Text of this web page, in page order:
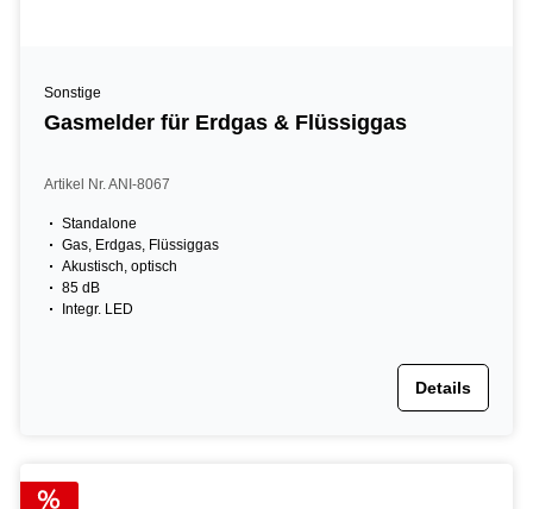
Sonstige
Gasmelder für Erdgas & Flüssiggas
Artikel Nr. ANI-8067
Standalone
Gas, Erdgas, Flüssiggas
Akustisch, optisch
85 dB
Integr. LED
Details